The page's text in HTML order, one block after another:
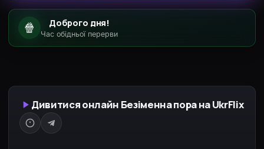
🍿 Доброго дня!
Час обідньої перерви
Дивитися онлайн Безіменна пора на UkrFlix